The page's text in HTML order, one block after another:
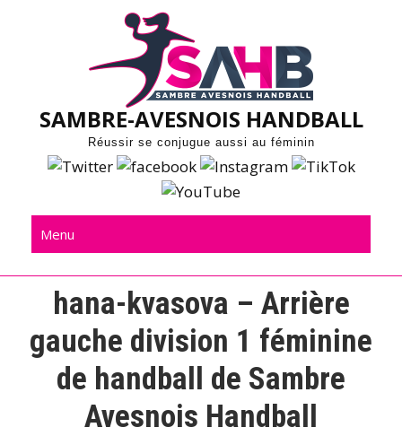
SAMBRE-AVESNOIS HANDBALL
Réussir se conjugue aussi au féminin
Menu
hana-kvasova – Arrière
gauche division 1 féminine
de handball de Sambre
Avesnois Handball